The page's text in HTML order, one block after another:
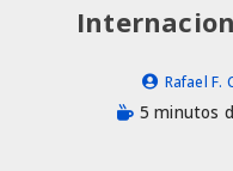
Rafael F.
5 minutos